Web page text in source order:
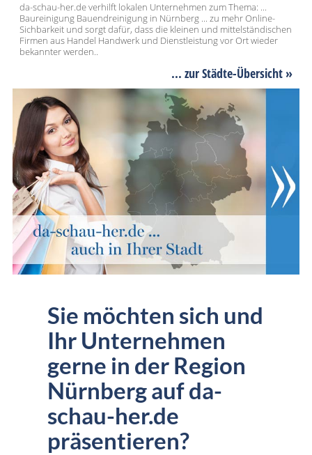
da-schau-her.de verhilft lokalen Unternehmen zum Thema: ...
Baureinigung Bauendreinigung in Nürnberg ... zu mehr Online-
Sichbarkeit und sorgt dafür, dass die kleinen und mittelständischen
Firmen aus Handel Handwerk und Dienstleistung vor Ort wieder
bekannter werden..
... zur Städte-Übersicht »
Sie möchten sich und
Ihr Unternehmen
gerne in der Region
Nürnberg auf da-
schau-her.de
präsentieren?